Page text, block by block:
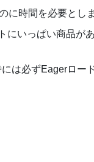
に時間を必要としま
にいっぱい商品が
は必ずEagerロー